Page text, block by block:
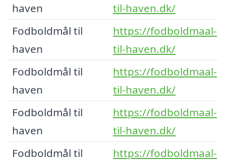
haven
til-haven.dk/
Fodboldmål til
haven
https://fodboldmaal-
til-haven.dk/
Fodboldmål til
haven
https://fodboldmaal-
til-haven.dk/
Fodboldmål til
haven
https://fodboldmaal-
til-haven.dk/
Fodboldmål til
https://fodboldmaal-